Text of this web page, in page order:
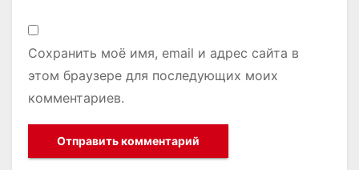
Сохранить моё имя, email и адрес сайта в
этом браузере для последующих моих
комментариев.